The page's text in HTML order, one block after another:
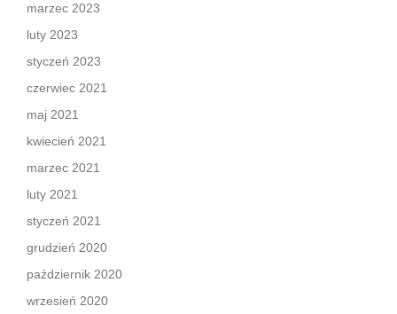
marzec 2023
luty 2023
styczeń 2023
czerwiec 2021
maj 2021
kwiecień 2021
marzec 2021
luty 2021
styczeń 2021
grudzień 2020
październik 2020
wrzesień 2020